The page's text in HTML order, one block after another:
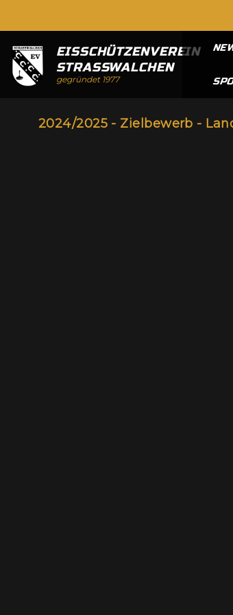
EISSCHÜTZENVEREIN
STRASSWALCHEN
gegründet 1977
2024/2025 - Zielbewerb -